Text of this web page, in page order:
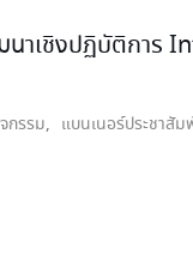
นาเชิงปฏิบัติการ
กรรม, แบนเนอร์ประชาสั